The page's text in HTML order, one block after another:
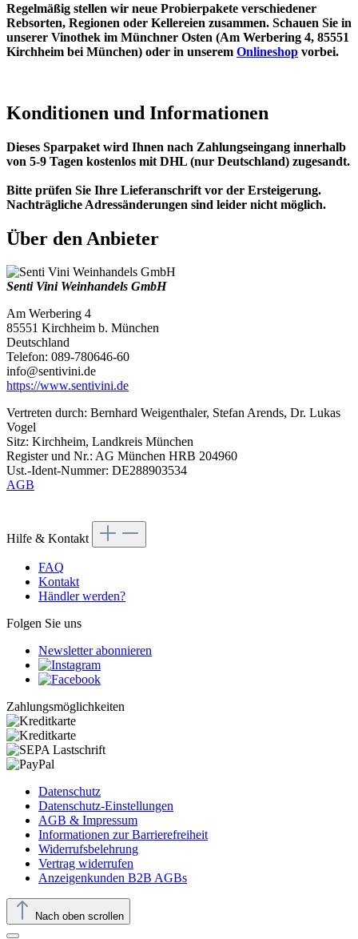
Regelmäßig stellen wir neue Probierpakete verschiedener
Rebsorten, Regionen oder Kellereien zusammen. Schauen Sie in
unserer Vinothek im Münchner Osten (Am Werbering 4, 85551
Kirchheim bei München) oder in unserem Onlineshop vorbei.
Konditionen und Informationen
Dieses Sparpaket wird Ihnen nach Zahlungseingang innerhalb
von 5-9 Tagen kostenlos mit DHL (nur Deutschland) zugesandt.
Bitte prüfen Sie Ihre Lieferanschrift vor der Ersteigerung.
Nachträgliche Adressänderungen sind leider nicht möglich.
Über den Anbieter
Senti Vini Weinhandels GmbH
Am Werbering 4
85551 Kirchheim b. München
Deutschland
Telefon: 089-780646-60
info@sentivini.de
https://www.sentivini.de
Vertreten durch: Bernhard Weigenthaler, Stefan Arends, Dr. Lukas
Vogel
Sitz: Kirchheim, Landkreis München
Register und Nr.: AG München HRB 204960
Ust.-Ident-Nummer: DE288903534
AGB
Hilfe & Kontakt
FAQ
Kontakt
Händler werden?
Folgen Sie uns
Newsletter abonnieren
Zahlungsmöglichkeiten
Datenschutz
Datenschutz-Einstellungen
AGB & Impressum
Informationen zur Barrierefreiheit
Widerrufsbelehrung
Vertrag widerrufen
Anzeigenkunden B2B AGBs
Nach oben scrollen